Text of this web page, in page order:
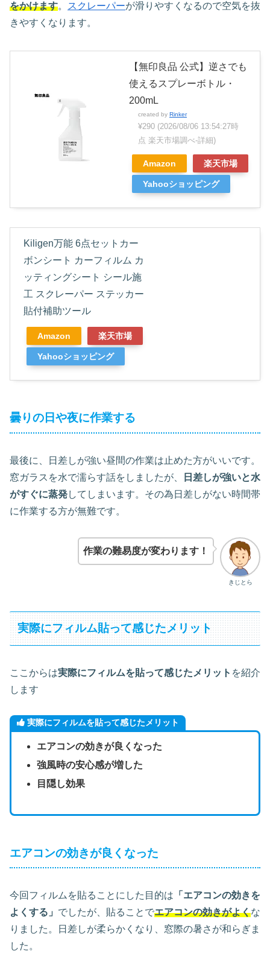
をかけます。 スクレーパーが滑りやすくなるので空気を抜
きやすくなります。
【無印良品 公式】逆さでも
使えるスプレーボトル・
200mL
created by Rinker
¥290 (2026/08/06 13:54:27時
点 楽天市場調べ-詳細)
Amazon 楽天市場
Yahooショッピング
Kiligen万能 6点セットカー
ボンシート カーフィルム カ
ッティングシート シール施
工 スクレーパー ステッカー
貼付補助ツール
Amazon 楽天市場
Yahooショッピング
曇りの日や夜に作業する
最後に、日差しが強い昼間の作業は止めた方がいいです。
窓ガラスを水で濡らす話をしましたが、
日差しが強いと水
がすぐに蒸発してしまいます。その為日差しがない時間帯
に作業する方が無難です。
きじとら
作業の難易度が変わります！
実際にフィルム貼って感じたメリット
ここからは実際にフィルムを貼って感じたメリット を紹介
します
実際にフィルムを貼って感じたメリット
エアコンの効きが良くなった
強風時の安心感が増した
目隠し効果
エアコンの効きが良くなった
今回フィルムを貼ることにした目的は 「エアコンの効きを
よくする」 でしたが、貼ることでエアコンの効きがよくな
りました。日差しが柔らかくなり、窓際の暑さが和らぎま
した。